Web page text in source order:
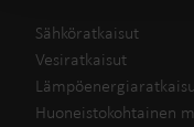
Sähköratkaisut
Vesiratkaisut
Huoneistokohtainen